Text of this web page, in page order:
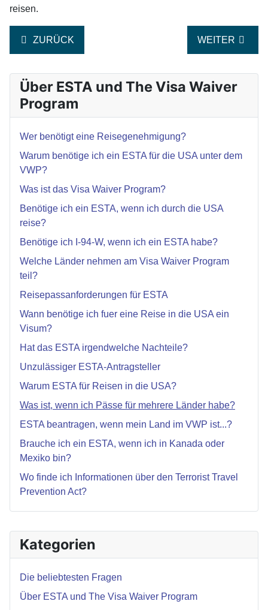
Kategorien
Die beliebtesten Fragen
Über ESTA und The Visa Waiver Program
reisen.
VORHERIGER BEITRAG: WARUM IST EIN ESTA
ZURÜCK NÄCHSTER
WEITER
Über ESTA und The Visa Waiver
Program
Wer benötigt eine Reisegenehmigung?
Warum benötige ich ein ESTA für die USA unter dem
VWP?
Was ist das Visa Waiver Program?
Benötige ich ein ESTA, wenn ich durch die USA
reise?
Benötige ich I-94-W, wenn ich ein ESTA habe?
Welche Länder nehmen am Visa Waiver Program
teil?
Reisepassanforderungen für ESTA
Wann benötige ich fuer eine Reise in die USA ein
Visum?
Hat das ESTA irgendwelche Nachteile?
Unzulässiger ESTA-Antragsteller
Warum ESTA für Reisen in die USA?
Was ist, wenn ich Pässe für mehrere Länder habe?
ESTA beantragen, wenn mein Land im VWP ist...?
Brauche ich ein ESTA, wenn ich in Kanada oder
Mexiko bin?
Wo finde ich Informationen über den Terrorist Travel
Prevention Act?